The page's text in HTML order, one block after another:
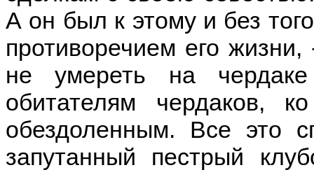
А он был к этому и без
противоречием его
не умереть на
обитателям чердаков,
обездоленным. Все это
запутанный пестрый